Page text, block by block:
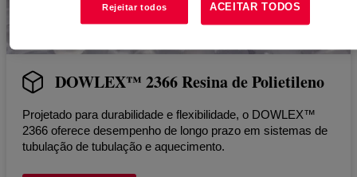
DOWLEX™ 2366 Resina de Polietileno
Projetado para durabilidade e flexibilidade, o DOWLEX™
2366 oferece desempenho de longo prazo em sistemas de
tubulação de tubulação e aquecimento.
Rejeitar todos ACEITAR TODOS